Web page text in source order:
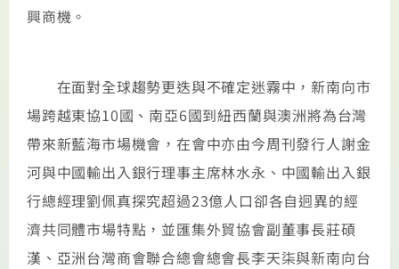
興商機。
在面對全球趨勢更迭與不確定迷霧中，新南向市
場跨越東協10國、南亞6國到紐西蘭與澳洲將為台灣
帶來新藍海市場機會，在會中亦由今周刊發行人謝金
河與中國輸出入銀行理事主席林水永、中國輸出入銀
行總經理劉佩真探究超過23億人口卻各自迥異的經
濟共同體市場特點，並匯集外貿協會副董事長莊碩
漢、亞洲台灣商會聯合總會總會長李天柒與新南向台